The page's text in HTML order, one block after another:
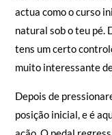
actua como o curso
natural sob o teu pé.
tens um certo
muito interessante
Depois de
posição inicial, e é